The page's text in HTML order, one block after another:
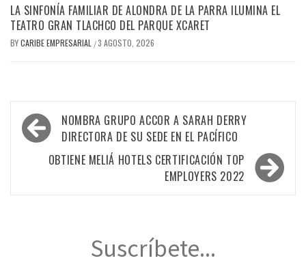
LA SINFONÍA FAMILIAR DE ALONDRA DE LA PARRA ILUMINA EL
TEATRO GRAN TLACHCO DEL PARQUE XCARET
BYCARIBE EMPRESARIAL /3 AGOSTO, 2026
Navegación
de
entradas
NOMBRA GRUPO ACCOR A SARAH DERRY
DIRECTORA DE SU SEDE EN EL PACÍFICO
OBTIENE MELIÁ HOTELS CERTIFICACIÓN TOP
EMPLOYERS 2022
Suscríbete...